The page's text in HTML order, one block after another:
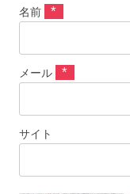
名前 *
メール *
サイト